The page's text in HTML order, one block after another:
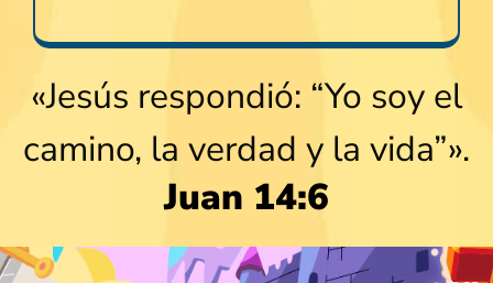
«Jesús respondió: “Yo soy el
camino, la verdad y la vida”».
Juan 14:6